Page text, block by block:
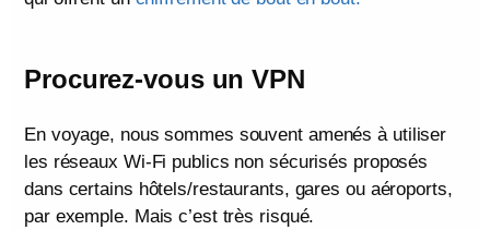
Procurez-vous un VPN
En voyage, nous sommes souvent amenés à utiliser
les réseaux Wi-Fi publics non sécurisés proposés
dans certains hôtels/restaurants, gares ou aéroports,
par exemple. Mais c’est très risqué.